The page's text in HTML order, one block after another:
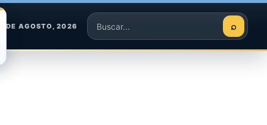
DE AGOSTO, 2026
Buscar
⌕